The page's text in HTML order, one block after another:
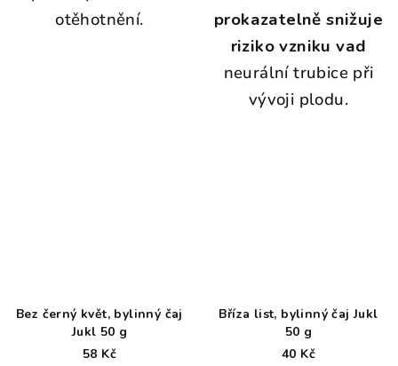
otěhotnění.
prokazatelně snižuje
riziko vzniku vad
neurální trubice při
vývoji plodu.
Bez černý květ, bylinný čaj
Jukl 50 g
58 Kč
Bříza list, bylinný čaj Jukl
50 g
40 Kč